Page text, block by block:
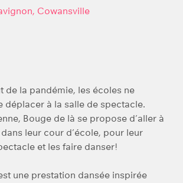
Cowansville
de la pandémie, les écoles ne
déplacer à la salle de spectacle.
Bouge de là se propose d’aller à
leur cour d’école, pour leur
et les faire danser!
une prestation dansée inspirée